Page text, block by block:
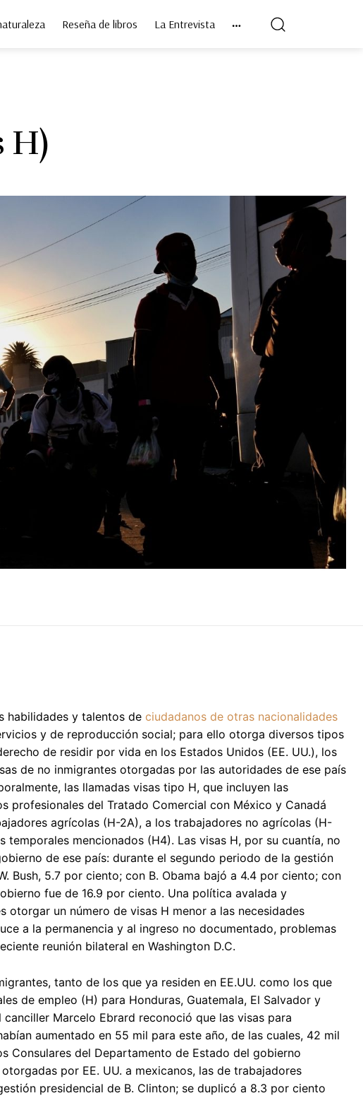
Reseña de libros La Entrevista
H)
habilidades y talentos de ciudadanos de otras nacionalidades
y de reproducción social; para ello otorga diversos tipos
de residir por vida en los Estados Unidos (EE. UU.), los
de no inmigrantes otorgadas por las autoridades de ese país
las llamadas visas tipo H, que incluyen las
profesionales del Tratado Comercial con México y Canadá
agrícolas (H-2A), a los trabajadores no agrícolas (H-
mencionados (H4). Las visas H, por su cuantía, no
de ese país: durante el segundo periodo de la gestión
Bush, 5.7 por ciento; con B. Obama bajó a 4.4 por ciento; con
fue de 16.9 por ciento. Una política avalada y
un número de visas H menor a las necesidades
a la permanencia y al ingreso no documentado, problemas
reunión bilateral en Washington D.C.
tanto de los que ya residen en EE.UU. como los que
de empleo (H) para Honduras, Guatemala, El Salvador y
Marcelo Ebrard reconoció que las visas para
aumentado en 55 mil para este año, de las cuales, 42 mil
Consulares del Departamento de Estado del gobierno
por EE. UU. a mexicanos, las de trabajadores
presidencial de B. Clinton; se duplicó a 8.3 por ciento